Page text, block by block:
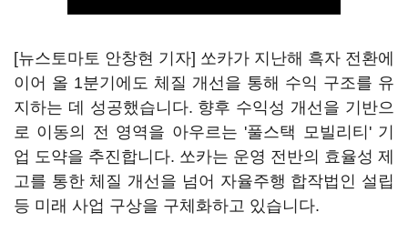
[뉴스토마토 안창현 기자] 쏘카가 지난해 흑자 전환에
이어 올 1분기에도 체질 개선을 통해 수익 구조를 유
지하는 데 성공했습니다. 향후 수익성 개선을 기반으
로 이동의 전 영역을 아우르는 '풀스택 모빌리티' 기
업 도약을 추진합니다. 쏘카는 운영 전반의 효율성 제
고를 통한 체질 개선을 넘어 자율주행 합작법인 설립
등 미래 사업 구상을 구체화하고 있습니다.